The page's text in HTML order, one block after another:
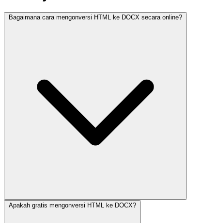
Bagaimana cara mengonversi HTML ke DOCX secara online?
Apakah gratis mengonversi HTML ke DOCX?